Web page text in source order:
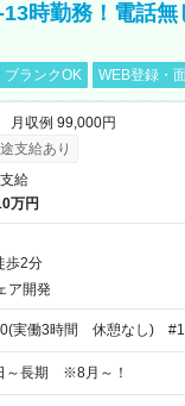
13時勤務！電話
ブランクOK WEB登録・
収例 99,000円
支給あり
給
万円
歩2分
ア開発
実働3時間 休憩なし)
～長期 ※8月～！